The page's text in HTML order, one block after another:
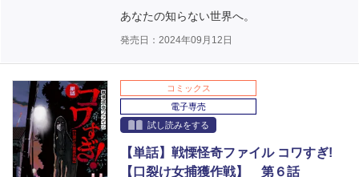
あなたの知らない世界へ。
発売日：2024年09月12日
コミックス
電子専売
試し読みをする
【単話】戦慄怪奇ファイル コワすぎ!
【口裂け女捕獲作戦】 第６話